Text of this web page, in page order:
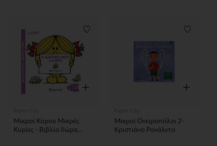
Λίστα προτιμήσεων
Γρήγορη επισκόπηση
Μικροί Κύριοι Μικρές
Κυρίες - Βιβλία δώρα
Λίστα
Γρήγορη
Μικροί Ονειροπόλοι 2-
Κριστιάνο Ρονάλντο